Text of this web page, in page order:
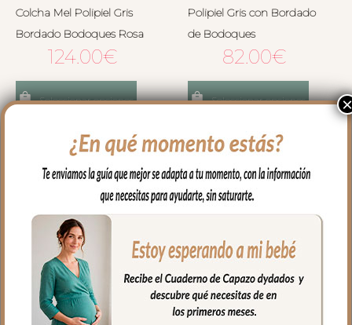
Colcha Mel Polipiel Gris
Bordado Bodoques Rosa
124.00€
Seleccionar opciones
Polipiel Gris con Bordado
de Bodoques
82.00€
Seleccionar opciones
2077 Guantes Mel Polipiel
1371 Sacos Grupo Cero Mel
×